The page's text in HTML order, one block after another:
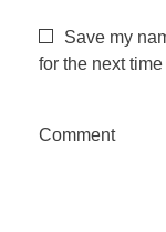
Save my
for the next
Comment